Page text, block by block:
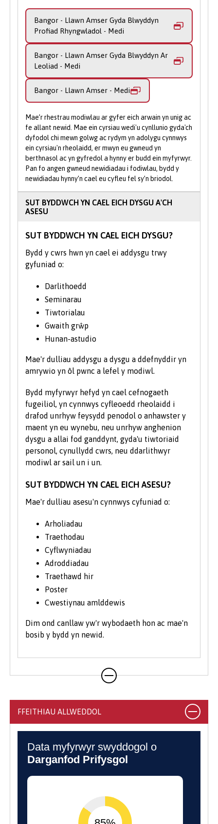
fodiwlau dewisol arbenigol yn eich
galluogi i astudio pob math o drosedd.
Ar y rhaglen radd hon, byddwch yn cael
eich cefnogi i ddatblygu'r hyder a'r sgiliau i
ofyn ac ateb cwestiynau cymhleth
ynghylch dioddefoleg, troseddolrwydd,
troseddu, gorfodi'r gyfraith a darparu
cyfiawnder. Ein nod yw rhoi
gwerthfawrogiad i chi o ffactorau cyfrannol
ehangach megis iechyd, lles, economeg,
addysg a chymdeithas.
Byddwch yn astudio gwreiddiau,
swyddogaethau ac esblygiad cyfraith
trosedd, ochr yn ochr â sefydliadau
cyfiawnder troseddol (yr heddlu, carchardai
a’r llysoedd), cwmnïau preifat a grwpiau
yn eich paratoi’n well i werthuso a
datblygu atebion ymarferol i droseddu –
boed hynny’n ddeddfwriaeth a llunio polisi
cymdeithasol, carcharu ac adsefydlu.
Trwy gydol eich astudiaethau byddwch yn
clywed profiadau uniongyrchol gan
siaradwyr gwadd megis uwch swyddogion
heddlu, gweithwyr estyn allan sy’n
ymwneud â chyffuriau a staff cyfiawnder
troseddol. Bydd digon o gyfleoedd hefyd i
Bydd y flwyddyn ar leoliad a'r modiwl
lleoliad gwaith dewisol yn gyfle i chi gael
profiad gwaith yng nghyd-destun bywyd go
iawn. Mae cyn-fyfyrwyr yr Ysgol, er
enghraifft, wedi treulio amser gyda
Chymorth i Ddioddefwyr a Chyngor ar
cyfathrebu a dysgu sut i reoli sefyllfaoedd
modiwlau a gaiff eu hastudio’n
nodweddiadol a gall y rheiny newid o bryd
i'w gilydd. Gall modiwlau a addysgir yn ail
flwyddyn ac ym mlwyddyn olaf y cwrs gael
eu symud o’r naill flwyddyn i'r llall i gyd-
fynd ag arbenigedd staff a datblygiadau
Bangor - Llawn Amser Gyda Blwyddyn
Profiad Rhyngwladol - Medi
Bangor - Llawn Amser Gyda Blwyddyn Ar
Leoliad - Medi
Bangor - Llawn Amser - Medi
Mae’r rhestrau modiwlau ar gyfer eich arwain yn unig ac
fe allant newid. Mae ein cyrsiau wedi'u cynllunio gyda'ch
dyfodol chi mewn golwg ac rydym yn adolygu cynnwys
ein cyrsiau'n rheolaidd, er mwyn eu gwneud yn
berthnasol ac yn gyfredol a hynny er budd ein myfyrwyr.
Pan fo angen gwneud newidiadau i fodiwlau, bydd y
newidiadau hynny’n cael eu cyfleu fel sy’n briodol.
SUT BYDDWCH YN CAEL EICH DYSGU A'CH
ASESU
SUT BYDDWCH YN CAEL EICH DYSGU?
Bydd y cwrs hwn yn cael ei addysgu trwy
gyfuniad o:
Darlithoedd
Seminarau
Tiwtorialau
Gwaith grŵp
Hunan-astudio
Mae'r dulliau addysgu a dysgu a ddefnyddir yn
amrywio yn ôl pwnc a lefel y modiwl.
Bydd myfyrwyr hefyd yn cael cefnogaeth
fugeiliol, yn cynnwys cyfleoedd rheolaidd i
drafod unrhyw feysydd penodol o anhawster y
maent yn eu wynebu, neu unrhyw anghenion
dysgu a allai fod ganddynt, gyda'u tiwtoriaid
personol, cynullydd cwrs, neu ddarlithwyr
modiwl ar sail un i un.
SUT BYDDWCH YN CAEL EICH ASESU?
Mae'r dulliau asesu'n cynnwys cyfuniad o:
Arholiadau
Traethodau
Cyflwyniadau
Adroddiadau
Traethawd hir
Poster
Cwestiynau amlddewis
Dim ond canllaw yw'r wybodaeth hon ac mae'n
bosib y bydd yn newid.
FFEITHIAU ALLWEDDOL